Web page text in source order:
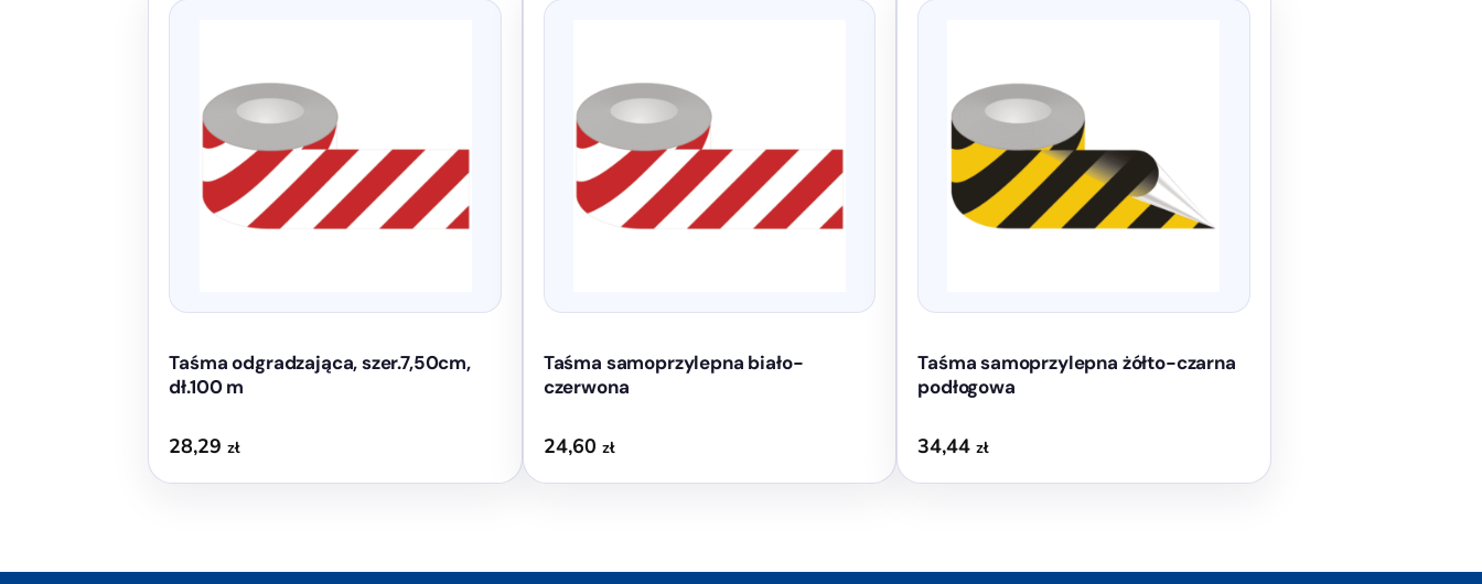
Taśma odgradzająca, szer.7,50cm,
dł.100 m
28,29zł
Taśma samoprzylepna biało-
czerwona
24,60 zł
Taśma samoprzylepna żółto-czarna
podłogowa
34,44zł